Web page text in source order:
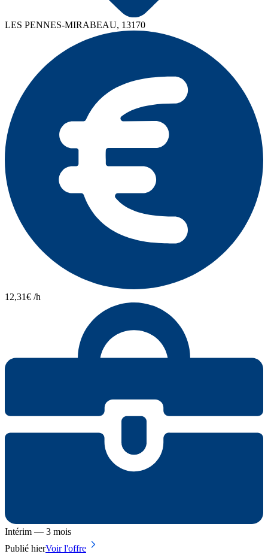
LES PENNES-MIRABEAU, 13170
12,31€ /h
Intérim — 3 mois
Publié hierVoir l'offre